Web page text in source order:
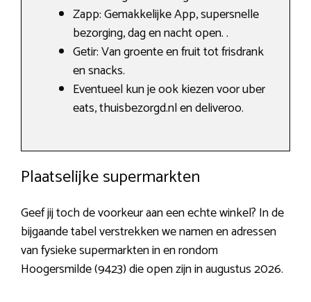
Zapp: Gemakkelijke App, supersnelle
bezorging, dag en nacht open. .
Getir: Van groente en fruit tot frisdrank
en snacks.
Eventueel kun je ook kiezen voor uber
eats, thuisbezorgd.nl en deliveroo.
Plaatselijke supermarkten
Geef jij toch de voorkeur aan een echte winkel? In de
bijgaande tabel verstrekken we namen en adressen
van fysieke supermarkten in en rondom
Hoogersmilde (9423) die open zijn in augustus 2026.